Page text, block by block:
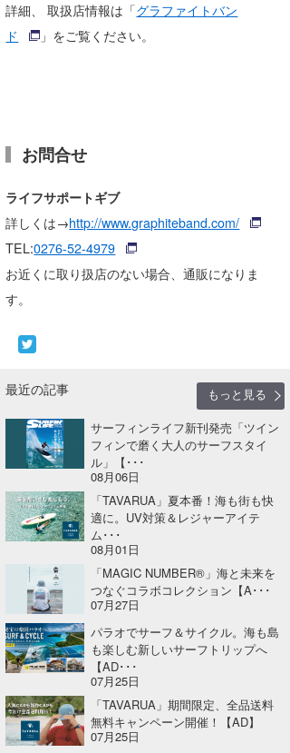
詳細、 取扱店情報は「グラファイトバン
ド
」をご覧ください。
お問合せ
ライフサポートギブ
詳しくは→http://www.graphiteband.com/
TEL:0276-52-4979
お近くに取り扱店のない場合、通販になりま
す。
最近の記事
もっと見る
サーフィンライフ新刊発売「ツイン
フィンで磨く大人のサーフスタイ
ル」【･･･
08月06日
「TAVARUA」夏本番！海も街も快
適に。UV対策＆レジャーアイテ
ム･･･
08月01日
「MAGIC NUMBER®」海と未来を
つなぐコラボコレクション【A･･･
07月27日
パラオでサーフ＆サイクル。海も島
も楽しむ新しいサーフトリップへ
【AD･･･
07月25日
「TAVARUA」期間限定、全品送料
無料キャンペーン開催！【AD】
07月25日